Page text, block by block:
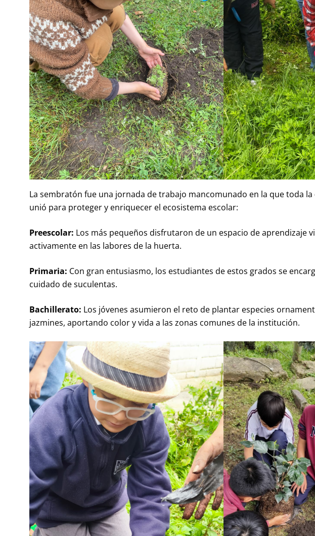
La sembratón fue una jornada de trabajo mancomunado en la que toda
unió para proteger y enriquecer el ecosistema escolar:
Preescolar: Los más pequeños disfrutaron de un espacio de aprendizaje
activamente en las labores de la huerta.
Primaria: Con gran entusiasmo, los estudiantes de estos grados se
cuidado de suculentas.
Bachillerato: Los jóvenes asumieron el reto de plantar especies
jazmines, aportando color y vida a las zonas comunes de la institución.